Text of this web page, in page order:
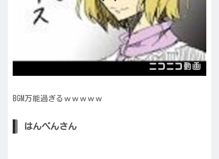
BGM万能過ぎるｗｗｗｗｗ
はんぺんさん